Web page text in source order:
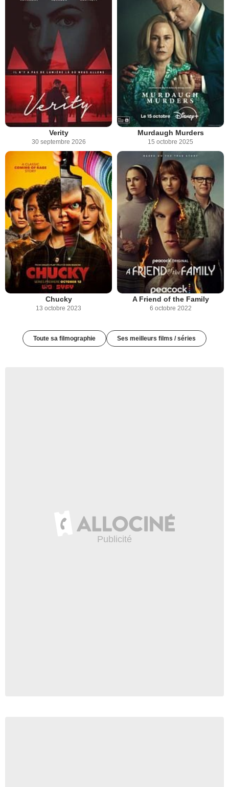
Verity
30 septembre 2026
Murdaugh Murders
15 octobre 2025
Chucky
13 octobre 2023
A Friend of the Family
6 octobre 2022
Toute sa filmographie Ses meilleurs films / séries